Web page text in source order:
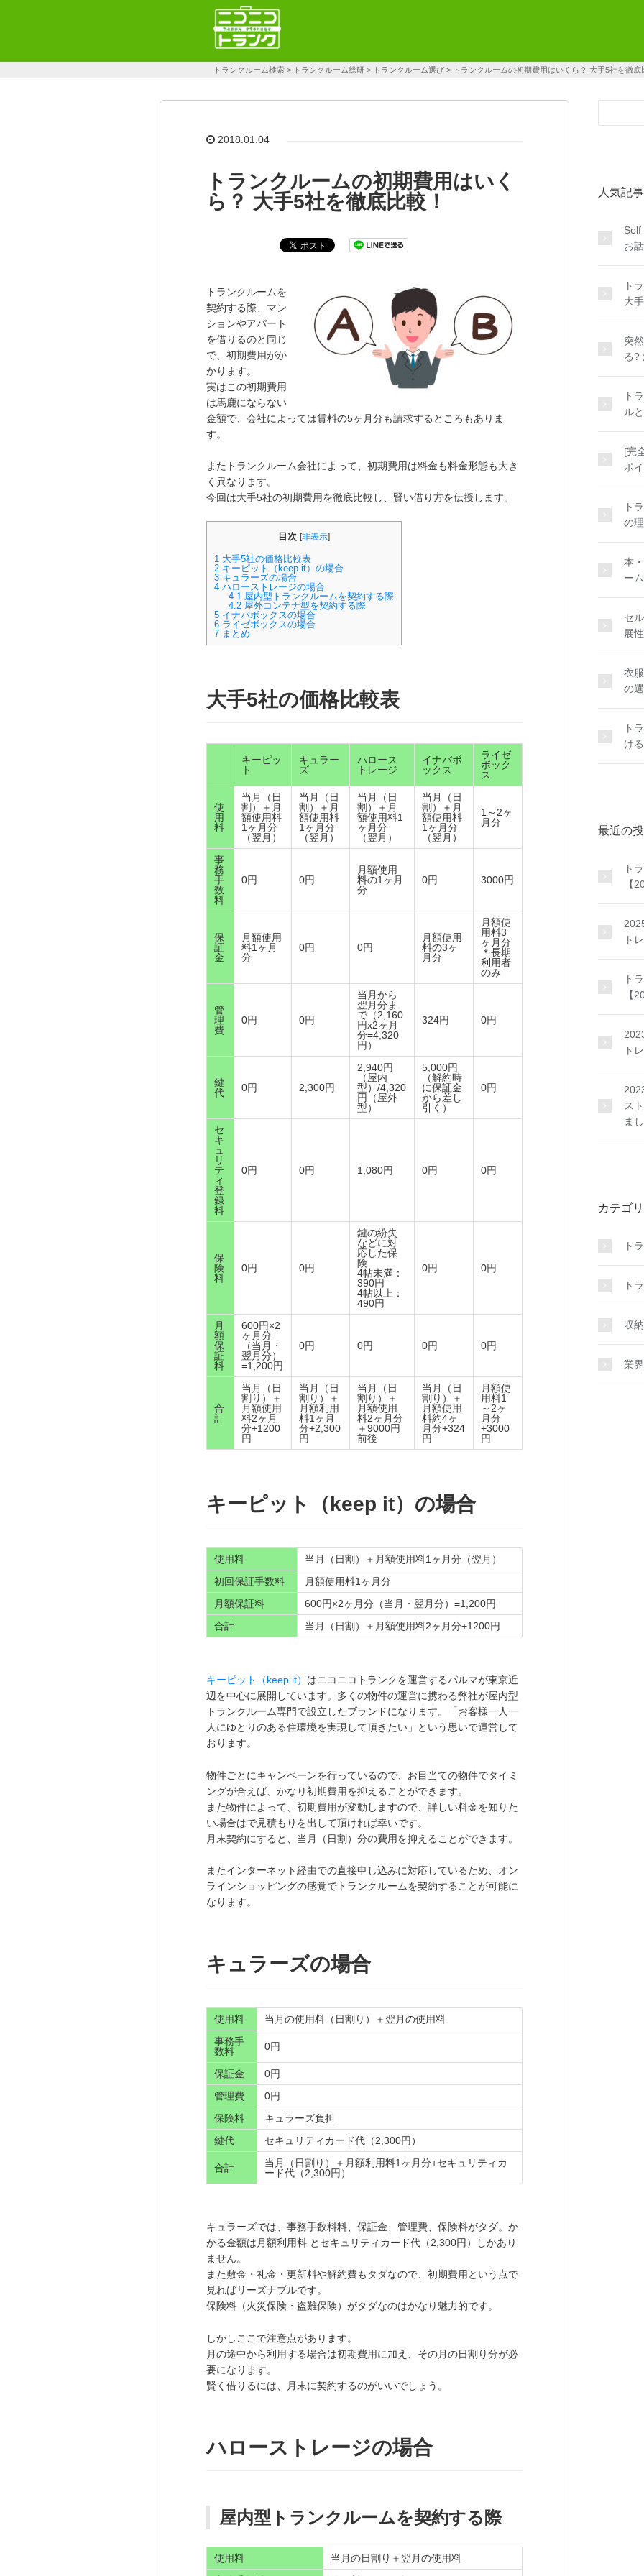
トランクルーム検索 > トランクルーム総研 > トランクルーム選び > トランクルームの初期費用はいくら？ 大手5社を徹底
2018.01.04
トランクルームの初期費用はいく
ら？ 大手5社を徹底比較！
トランクルームを
契約する際、マン
ションやアパート
を借りるのと同じ
で、初期費用がか
かります。
実はこの初期費用
は馬鹿にならない
金額で、会社によっては賃料の5ヶ月分も請求するところもありま
す。
またトランクルーム会社によって、初期費用は料金も料金形態も大き
く異なります。
今回は大手5社の初期費用を徹底比較し、賢い借り方を伝授します。
目次 [非表示]
1 大手5社の価格比較表
2 キーピット（keep it）の場合
3 キュラーズの場合
4 ハローストレージの場合
4.1 屋内型トランクルームを契約する際
4.2屋外コンテナ型を契約する際
5 イナバボックスの場合
6 ライゼボックスの場合
7 まとめ
大手5社の価格比較表
キーピッ
ト
キュラー
ズ
ハロース
トレージ
イナバボ
ックス
ライゼ
ボック
ス
使
用
料
当月（日
割）＋月
額使用料
1ヶ月分
（翌月）
当月（日
割）＋月
額使用料
1ヶ月分
（翌月）
当月（日
割）＋月
額使用料1
ヶ月分
（翌月）
当月（日
割）＋月
額使用料
1ヶ月分
（翌月）
1～2ヶ
月分
事
務
手
数
料
0円 0円
月額使用
料の1ヶ月
分
0円 3000円
保
証
金
月額使用
料1ヶ月
分
0円 0円
月額使用
料の3ヶ
月分
月額使
用料3
ヶ月分
＊長期
利用者
のみ
管
理
費
0円 0円
当月から
翌月分ま
で（2,160
円x2ヶ月
分=4,320
円）
324円 0円
鍵
代
0円 2,300円
2,940円
（屋内
型）/4,320
円（屋外
型）
5,000円
（解約時
に保証金
から差し
引く）
0円
セ
キ
ュ
リ
テ
ィ
登
録
料
0円 0円 1,080円 0円 0円
保
険
料
0円 0円
鍵の紛失
などに対
応した保
険
4帖未満：
390円
4帖以上：
490円
0円 0円
月
額
保
証
料
600円×2
ヶ月分
（当月・
翌月分）
=1,200円
0円 0円 0円 0円
合
計
当月（日
割り）＋
月額使用
料2ヶ月
分+1200
円
当月（日
割り）＋
月額利用
料1ヶ月
分+2,300
円
当月（日
割り）＋
月額使用
料2ヶ月分
＋9000円
前後
当月（日
割り）＋
月額使用
料約4ヶ
月分+324
円
月額使
用料1
～2ヶ
月分
+3000
円
キーピット（keep it）の場合
使用料
当月（日割）＋月額使用料1ヶ月分（翌月）
初回保証手数料
月額使用料1ヶ月分
月額保証料
600円×2ヶ月分（当月・翌月分）=1,200円
合計
当月（日割）＋月額使用料2ヶ月分+1200円
キーピット（keep it） はニコニコトランクを運営するパルマが東京近
辺を中心に展開しています。多くの物件の運営に携わる弊社が屋内型
トランクルーム専門で設立したブランドになります。「お客様一人一
人にゆとりのある住環境を実現して頂きたい」という思いで運営して
おります。
物件ごとにキャンペーンを行っているので、お目当ての物件でタイミ
ングが合えば、かなり初期費用を抑えることができます。
また物件によって、初期費用が変動しますので、詳しい料金を知りた
い場合はで見積もりを出して頂ければ幸いです。
月末契約にすると、当月（日割）分の費用を抑えることができます。
またインターネット経由での直接申し込みに対応しているため、オン
ラインショッピングの感覚でトランクルームを契約することが可能に
なります。
キュラーズの場合
使用料
当月の使用料（日割り）＋翌月の使用料
事務手
数料
0円
保証金
0円
管理費
0円
保険料
キュラーズ負担
鍵代
セキュリティカード代（2,300円）
合計
当月（日割り）＋月額利用料1ヶ月分+セキュリティカ
ード代（2,300円）
キュラーズでは、事務手数料料、保証金、管理費、保険料がタダ。か
かる金額は月額利用料 とセキュリティカード代（2,300円）しかあり
ません。
また敷金・礼金・更新料や解約費もタダなので、初期費用という点で
見ればリーズナブルです。
保険料（火災保険・盗難保険）がタダなのはかなり魅力的です。
しかしここで注意点があります。
月の途中から利用する場合は初期費用に加え、その月の日割り分が必
要になります。
賢く借りるには、月末に契約するのがいいでしょう。
ハローストレージの場合
屋内型トランクルームを契約する際
使用料
当月の日割り＋翌月の使用料
人気記事
Self
お話
ト
大
突
る?
ト
ル
[完
ポ
ト
の
本
ー
セ
展
衣
の
ト
け
最近の
ト
【
ト
ト
【
ト
ス
ま
カテゴ
ト
ト
収
業